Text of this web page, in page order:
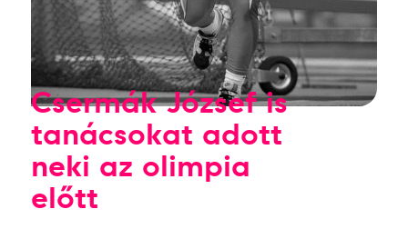
Csermák József is
tanácsokat adott
neki az olimpia
előtt